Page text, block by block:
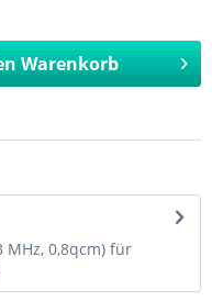
Warenkorb
0,8qcm) für